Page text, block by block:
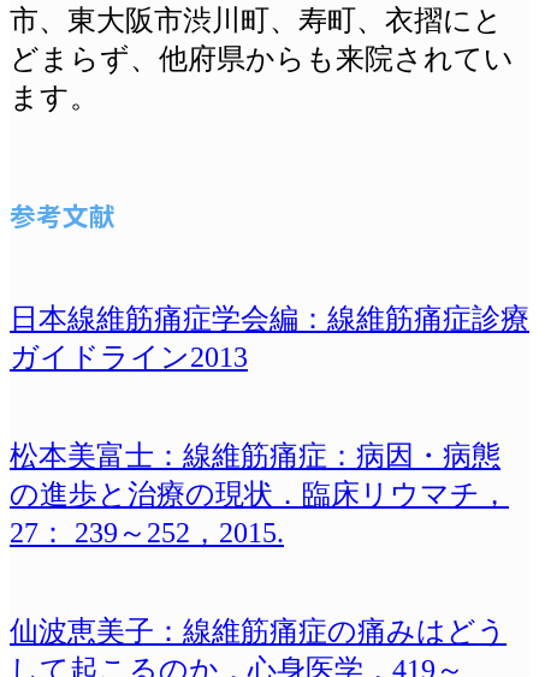
市、東大阪市渋川町、 寿町、衣摺にと
どまらず、他府県からも来院されてい
ます。
参考文献
日本線維筋痛症学会編：線維筋痛症診療
ガイドライン2013
松本美富士：線維筋痛症：病因・病態
の進歩と治療の現状．臨床リウマチ，
27： 239～252，2015.
仙波恵美子：線維筋痛症の痛みはどう
して起こるのか．心身医学，419～